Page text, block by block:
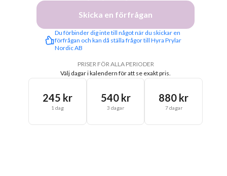
Skicka en förfrågan
Du förbinder dig inte till något när du skickar en
förfrågan och kan då ställa frågor till Hyra Prylar
Nordic AB
PRISER FÖR ALLA PERIODER
Välj dagar i kalendern för att se exakt pris.
245 kr
1 dag
540 kr
3 dagar
880 kr
7 dagar